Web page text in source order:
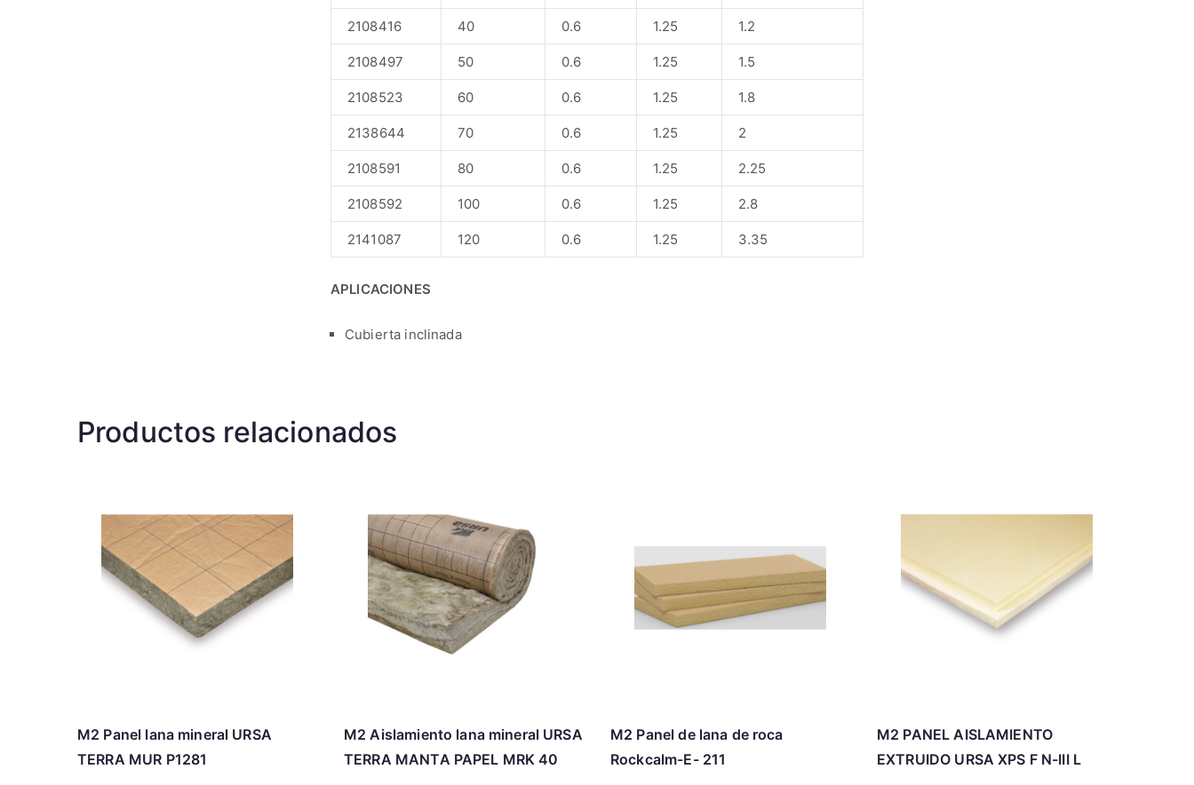
2108416 40 0.6 1.25 1.2
2108497 50 0.6 1.25 1.5
2108523 60 0.6 1.25 1.8
2138644 70 0.6 1.25 2
2108591 80 0.6 1.25 2.25
2108592 100 0.6 1.25 2.8
2141087 120 0.6 1.25 3.35
APLICACIONES
Cubierta inclinada
Productos relacionados
M2 Panel lana mineral URSA
TERRA MUR P1281
M2 Aislamiento lana mineral URSA
TERRA MANTA PAPEL MRK 40
M2 Panel de lana de roca
Rockcalm-E- 211
M2 PANEL AISLAMIENTO
EXTRUIDO URSA XPS F N-III L